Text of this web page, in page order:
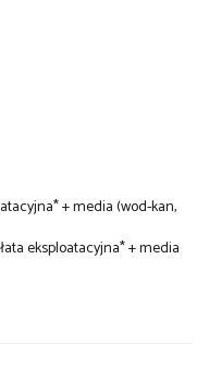
+ media (wod-kan,
eksploatacyjna* + media